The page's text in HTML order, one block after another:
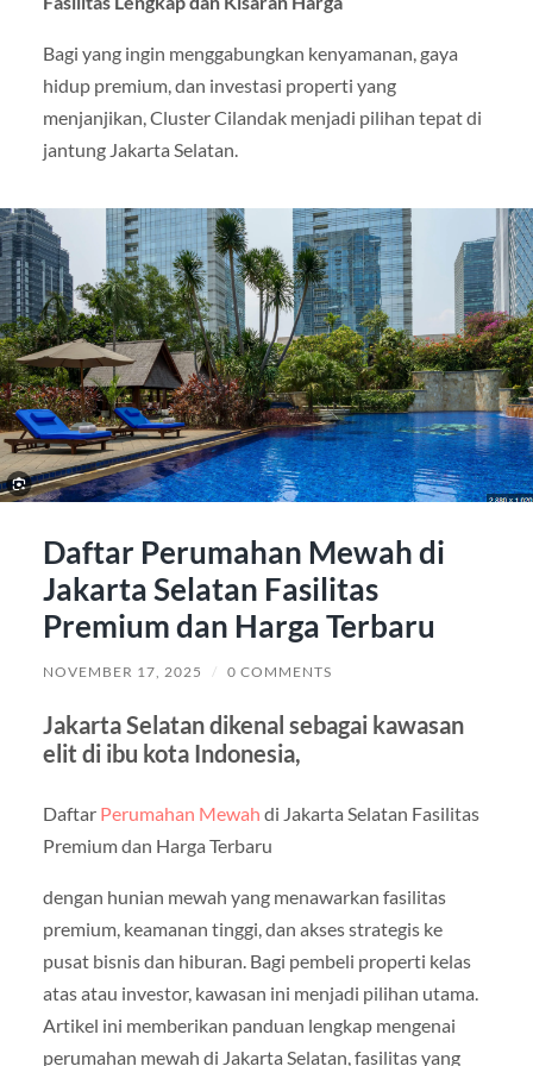
Bagi yang ingin menggabungkan kenyamanan, gaya
hidup premium, dan investasi properti yang
menjanjikan, Cluster Cilandak menjadi pilihan tepat di
jantung Jakarta Selatan.
Daftar Perumahan Mewah di
Jakarta Selatan Fasilitas
Premium dan Harga Terbaru
NOVEMBER 17, 2025 / 0 COMMENTS
Jakarta Selatan dikenal sebagai kawasan
elit di ibu kota Indonesia,
Daftar Perumahan Mewah di Jakarta Selatan Fasilitas
Premium dan Harga Terbaru
dengan hunian mewah yang menawarkan fasilitas
premium, keamanan tinggi, dan akses strategis ke
pusat bisnis dan hiburan. Bagi pembeli properti kelas
atas atau investor, kawasan ini menjadi pilihan utama.
Artikel ini memberikan panduan lengkap mengenai
perumahan mewah di Jakarta Selatan, fasilitas yang